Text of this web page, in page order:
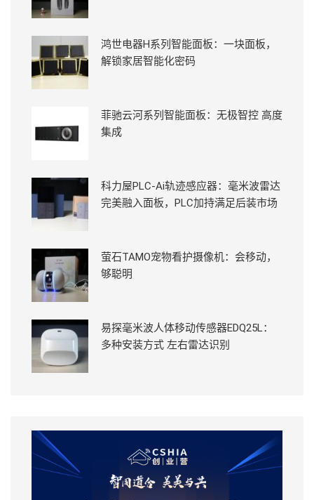
鸿世电器H系列智能面板：一块面板，
解锁家居智能化密码
菲驰云河系列智能面板：无极智控 高度
集成
科力屋PLC-Ai轨迹感应器：毫米波雷达
完美融入面板，PLC加持满足后装市场
萤石TAMO宠物看护摄像机：会移动，
够聪明
易探毫米波人体移动传感器EDQ25L：
多种安装方式 左右雷达识别